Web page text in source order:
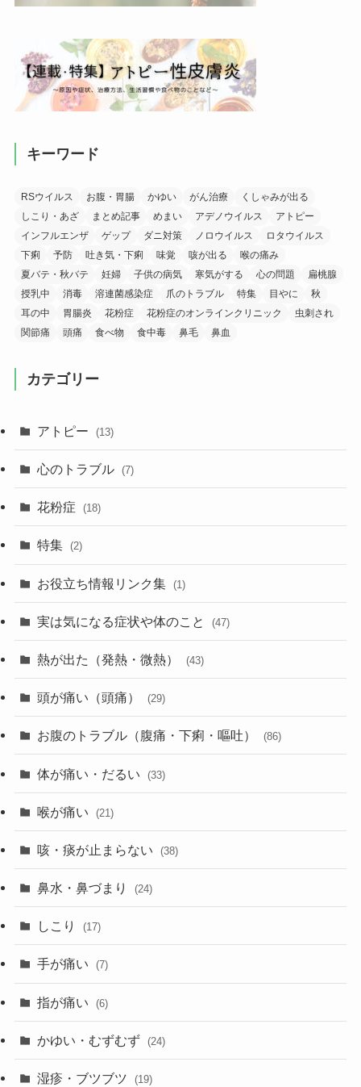
キーワード
RSウイルス お腹・胃腸 かゆい がん治療
くしゃみが出る
しこり・あざ
まとめ記事 めまい アデノウイルス
アトピー
インフルエンザ
ゲップ ダニ対策 ノロウイルス
ロタウイルス
下痢
予防 吐き気・下痢 味覚 咳が出る
喉の痛み
夏バテ・秋バテ
妊婦 子供の病気 寒気がする 心の問題
扁桃腺
授乳中
消毒 溶連菌感染症 爪のトラブル 特集 目やに
秋
耳の中
胃腸炎 花粉症 花粉症のオンラインクリニック
虫刺され
関節痛
頭痛 食べ物 食中毒 鼻毛 鼻血
カテゴリー
アトピー (13)
心のトラブル (7)
花粉症 (18)
特集 (2)
お役立ち情報リンク集 (1)
実は気になる症状や体のこと (47)
熱が出た（発熱・微熱） (43)
頭が痛い（頭痛） (29)
お腹のトラブル（腹痛・下痢・嘔吐） (86)
体が痛い・だるい (33)
喉が痛い (21)
咳・痰が止まらない (38)
鼻水・鼻づまり (24)
しこり (17)
手が痛い (7)
指が痛い (6)
かゆい・むずむず (24)
湿疹・ブツブツ (19)